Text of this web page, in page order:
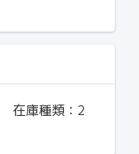
在庫種類： 2